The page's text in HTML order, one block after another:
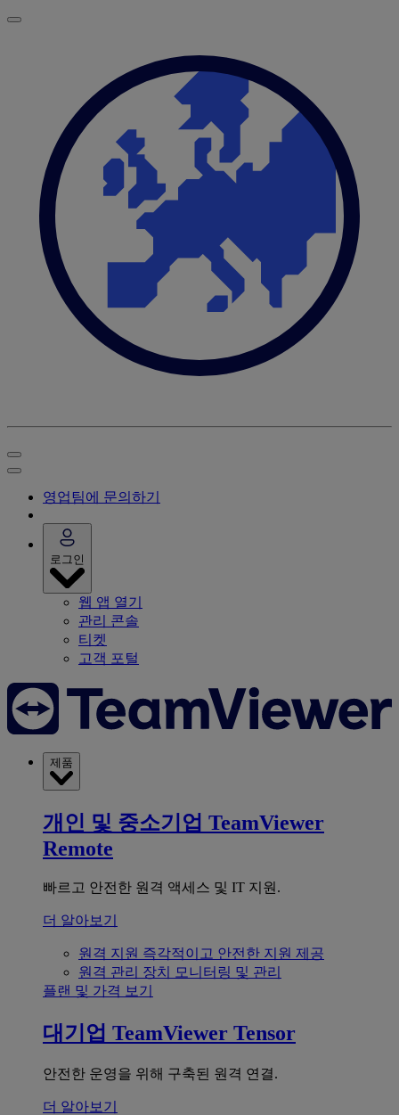
영업팀에 문의하기
로그인
웹 앱 열기
관리 콘솔
티켓
고객 포털
제품
개인 및 중소기업 TeamViewer
Remote
빠르고 안전한 원격 액세스 및 IT 지원.
더 알아보기
원격 지원 즉각적이고 안전한 지원 제공
원격 관리 장치 모니터링 및 관리
플랜 및 가격 보기
대기업 TeamViewer Tensor
안전한 운영을 위해 구축된 원격 연결.
더 알아보기